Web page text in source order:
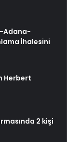
Adana-
İhalesini
Herbert
2 kişi